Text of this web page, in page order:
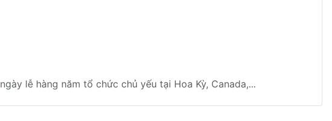
lễ hàng năm tổ chức chủ yếu tại Hoa Kỳ, Canada,...